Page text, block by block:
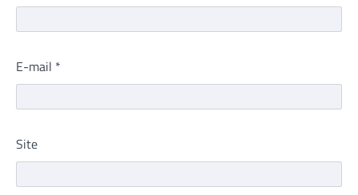
E-mail *
Site